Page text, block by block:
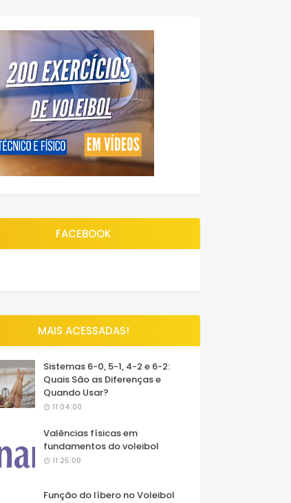
FACEBOOK
MAIS ACESSADAS!
Sistemas 6-0, 5-1, 4-2 e 6-2:
Quais São as Diferenças e
Quando Usar?
11:04:00
Valências físicas em
fundamentos do voleibol
11:25:00
Função do líbero no Voleibol